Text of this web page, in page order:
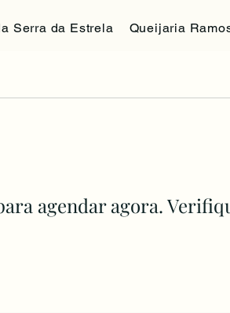
Serra da Estrela Queijaria
agendar agora.